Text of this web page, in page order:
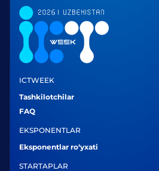
ICTWEEK
Tashkilotchilar
FAQ
EKSPONENTLAR
Eksponentlar ro‘yxati
STARTAPLAR